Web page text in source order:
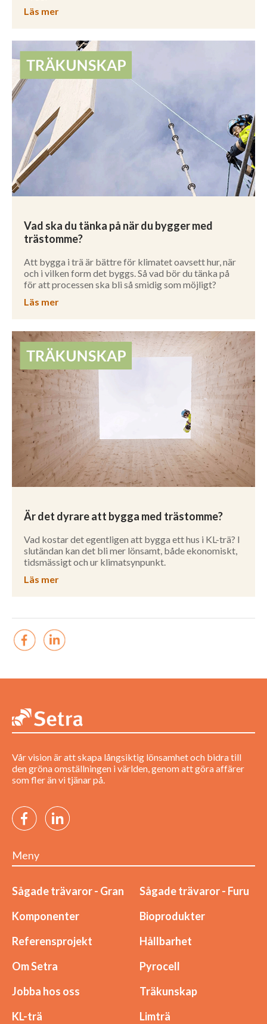
Läs mer
Vad ska du tänka på när du bygger med
trästomme?
Att bygga i trä är bättre för klimatet oavsett hur, när
och i vilken form det byggs. Så vad bör du tänka på
för att processen ska bli så smidig som möjligt?
Läs mer
Är det dyrare att bygga med trästomme?
Vad kostar det egentligen att bygga ett hus i KL-trä? I
slutändan kan det bli mer lönsamt, både ekonomiskt,
tidsmässigt och ur klimatsynpunkt.
Läs mer
Vår vision är att skapa långsiktig lönsamhet och bidra till
den gröna omställningen i världen, genom att göra affärer
som fler än vi tjänar på.
Meny
Sågade trävaror - Gran
Sågade trävaror - Furu
Komponenter
Bioprodukter
Referensprojekt
Hållbarhet
Om Setra
Pyrocell
Jobba hos oss
Träkunskap
KL-trä
Limträ